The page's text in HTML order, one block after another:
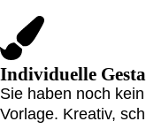
Individuelle
Sie haben noch
Vorlage. Kreativ,